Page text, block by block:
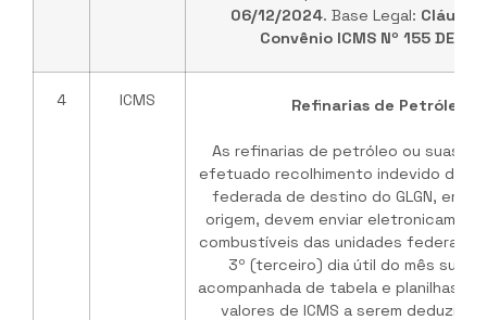
06/12/2024. Base Legal:
Convênio ICMS Nº 155 DE
4 ICMS Refinarias de Petróleo /
As refinarias de petróleo ou suas
efetuado recolhimento indevido do
federada de destino do GLGN, em
origem, devem enviar
combustíveis das unidades
3º (terceiro) dia útil do mês
acompanhada de tabela e planilhas
valores de ICMS a serem